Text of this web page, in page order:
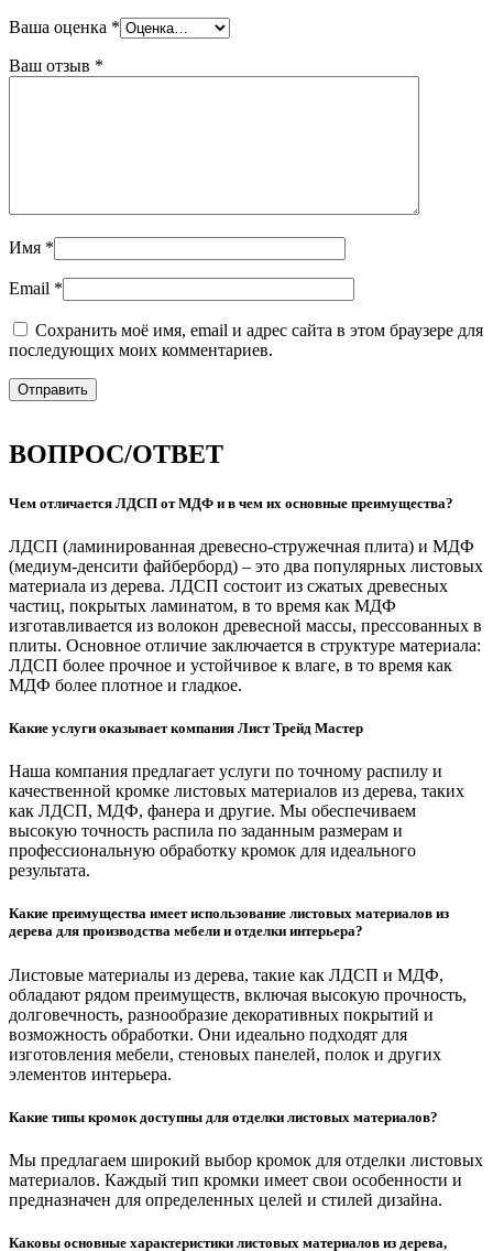
Ваша оценка *
Ваш отзыв *
Имя *
Email *
Сохранить моё имя, email и адрес сайта в этом браузере для
последующих моих комментариев.
ВОПРОС/ОТВЕТ
Чем отличается ЛДСП от МДФ и в чем их основные преимущества?
ЛДСП (ламинированная древесно-стружечная плита) и МДФ
(медиум-денсити файберборд) – это два популярных листовых
материала из дерева. ЛДСП состоит из сжатых древесных
частиц, покрытых ламинатом, в то время как МДФ
изготавливается из волокон древесной массы, прессованных в
плиты. Основное отличие заключается в структуре материала:
ЛДСП более прочное и устойчивое к влаге, в то время как
МДФ более плотное и гладкое.
Какие услуги оказывает компания Лист Трейд Мастер
Наша компания предлагает услуги по точному распилу и
качественной кромке листовых материалов из дерева, таких
как ЛДСП, МДФ, фанера и другие. Мы обеспечиваем
высокую точность распила по заданным размерам и
профессиональную обработку кромок для идеального
результата.
Какие преимущества имеет использование листовых материалов из
дерева для производства мебели и отделки интерьера?
Листовые материалы из дерева, такие как ЛДСП и МДФ,
обладают рядом преимуществ, включая высокую прочность,
долговечность, разнообразие декоративных покрытий и
возможность обработки. Они идеально подходят для
изготовления мебели, стеновых панелей, полок и других
элементов интерьера.
Какие типы кромок доступны для отделки листовых материалов?
Мы предлагаем широкий выбор кромок для отделки листовых
материалов. Каждый тип кромки имеет свои особенности и
предназначен для определенных целей и стилей дизайна.
Каковы основные характеристики листовых материалов из дерева,